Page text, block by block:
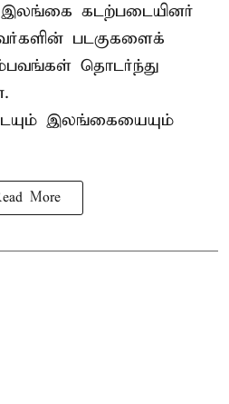
கடற்படையினர்
படகுகளைக்
தொடர்ந்து
இலங்கையையும்
More